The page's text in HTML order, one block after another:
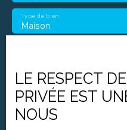
Estimation
Maison
Type de bien
Budget max (€)
Surface min (m²)
LE RESPECT
PRIVÉE EST
NOUS